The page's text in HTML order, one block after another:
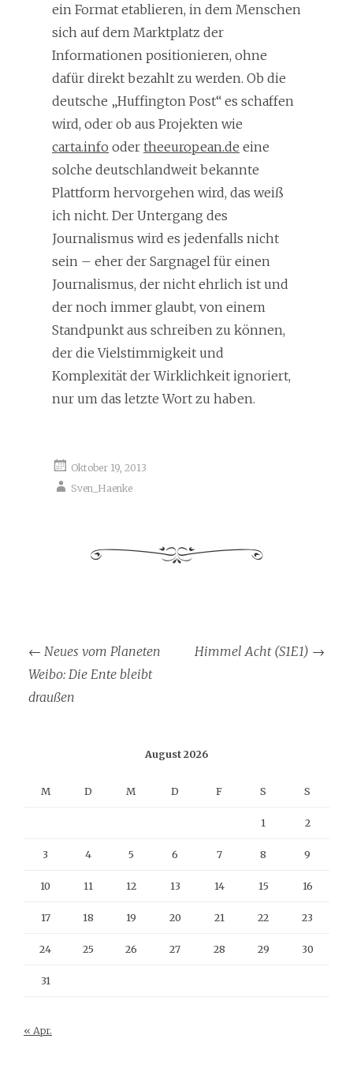
ein Format etablieren, in dem Menschen
sich auf dem Marktplatz der
Informationen positionieren, ohne
dafür direkt bezahlt zu werden. Ob die
deutsche „Huffington Post“ es schaffen
wird, oder ob aus Projekten wie
carta.info oder theeuropean.de eine
solche deutschlandweit bekannte
Plattform hervorgehen wird, das weiß
ich nicht. Der Untergang des
Journalismus wird es jedenfalls nicht
sein – eher der Sargnagel für einen
Journalismus, der nicht ehrlich ist und
der noch immer glaubt, von einem
Standpunkt aus schreiben zu können,
der die Vielstimmigkeit und
Komplexität der Wirklichkeit ignoriert,
nur um das letzte Wort zu haben.
Oktober 19, 2013
Sven_Haenke
Artikel-
Navigation
← Neues vom Planeten
Weibo: Die Ente bleibt
draußen
Himmel Acht (S1E1) →
August 2026
M D M D F S S
1 2
3 4 5 6 7 8 9
10 11 12 13 14 15 16
17 18 19 20 21 22 23
24 25 26 27 28 29 30
31
« Apr.